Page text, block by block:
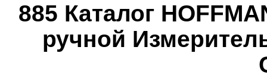
885 Каталог
ручной